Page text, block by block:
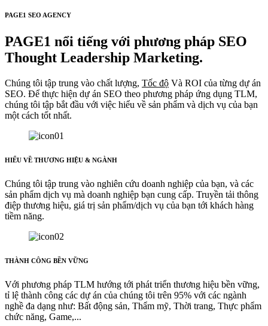
PAGE1 SEO AGENCY
PAGE1 nổi tiếng với phương pháp SEO
Thought Leadership Marketing.
Chúng tôi tập trung vào chất lượng, Tốc độ Và ROI của từng dự án
SEO. Để thực hiện dự án SEO theo phương pháp ứng dụng TLM,
chúng tôi tập bắt đầu với việc hiểu về sản phẩm và dịch vụ của bạn
một cách tốt nhất.
HIỂU VỀ THƯƠNG HIỆU & NGÀNH
Chúng tôi tập trung vào nghiên cứu doanh nghiệp của bạn, và các
sản phẩm dịch vụ mà doanh nghiệp bạn cung cấp. Truyền tải thông
điệp thương hiệu, giá trị sản phẩm/dịch vụ của bạn tới khách hàng
tiềm năng.
THÀNH CÔNG BỀN VỮNG
Với phương pháp TLM hướng tới phát triển thương hiệu bền vững,
tỉ lệ thành công các dự án của chúng tôi trên 95% với các ngành
nghề đa dạng như: Bất động sản, Thẩm mỹ, Thời trang, Thực phẩm
chức năng, Game,...